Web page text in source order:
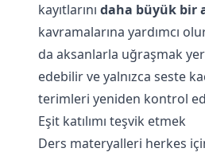
kayıtlarını daha büyük bir
kavramalarına yardımcı
da aksanlarla uğraşmak
edebilir ve yalnızca seste
terimleri yeniden kontrol
Eşit katılımı teşvik etmek
Ders materyalleri herkes